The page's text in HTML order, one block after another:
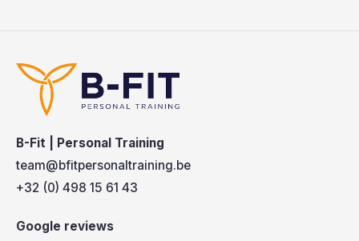
B-Fit | Personal Training
team@bfitpersonaltraining.be
+32 (0) 498 15 61 43
Google reviews